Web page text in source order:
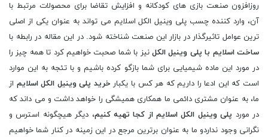
روزافزون صنعت بازی های کودکانه و افزایش تقاضا برای محصولات مرتبط با
آن، وارد کننده چسب پلی وینیل الکل اسلایم می تواند به عنوان یکی از اصلی
ترین عوامل تاثیرگذار در بازار این صنعت شناخته شود. در این مقاله در رابطه با
ساخت اسلایم با پلی وینیل الکلنیز با شما صحبت خواهیم کرد تا همه چیز را
در مورد این ماده شیمیایی برای شما بازگو کرده باشیم و با تئجه به این موارد
است که این ادعا را داریم که هر کس با یکبار خرید پلی وینیل الکل اسلایم از
ما، به عنوان مشتری دائمی ما همکاری همیشگی را خواهد داشت و می داند که
در مورد پلی وینیل الکل اسلایم از کجا تهیه کنیم، دیگر هیچگونه استرس و
نگرانی وجود نداردو ما به عنوان برترین مرجع در این زمینه در کنار شما خواهیم